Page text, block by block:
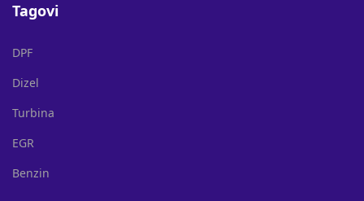
Tagovi
DPF
Dizel
Turbina
EGR
Benzin